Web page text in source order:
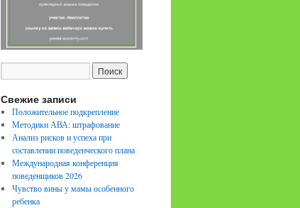
Свежие записи
Положительное подкрепление
Методики АВА: штрафование
Анализ рисков и успеха при
составлении поведенческого плана
Международная конференция
поведенщиков 2026
Чувство вины у мамы особенного
ребенка